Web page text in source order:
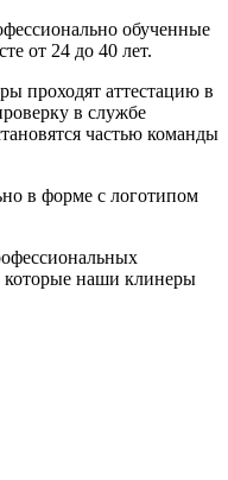
обученные
от 24 до 40 лет.
проходят аттестацию в
в службе
частью команды
в форме с логотипом
которые наши клинеры